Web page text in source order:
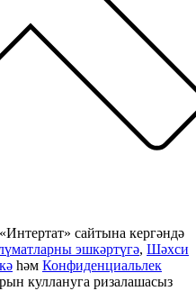
сайтына кергәндә
эшкәртүгә, Шәхси
һәм Конфиденциальлек
куллануга ризалашасыз